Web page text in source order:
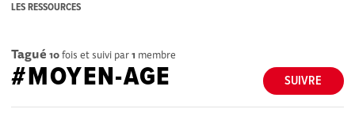
LES RESSOURCES
Tagué 10fois et suivi par1 membre
SUIVRE
#MOYEN-AGE